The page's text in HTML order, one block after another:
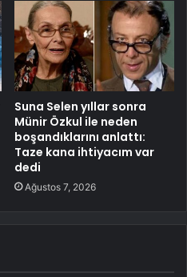
Suna Selen yıllar sonra
Münir Özkul ile neden
boşandıklarını anlattı:
Taze kana ihtiyacım var
dedi
Ağustos 7, 2026